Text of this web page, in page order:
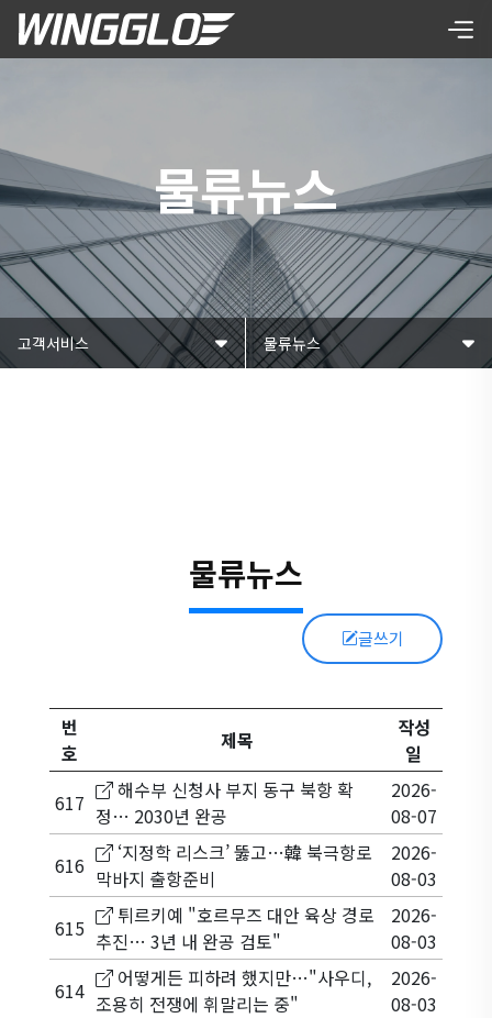
물류뉴스
고객서비스 물류뉴스
물류뉴스
글쓰기
번
호
제목
작성
일
617
해수부 신청사 부지 동구 북항 확
정… 2030년 완공
2026-
08-07
616
‘지정학 리스크’ 뚫고…韓 북극항로
막바지 출항준비
2026-
08-03
615
튀르키예 "호르무즈 대안 육상 경로
추진… 3년 내 완공 검토"
2026-
08-03
614
어떻게든 피하려 했지만…"사우디,
조용히 전쟁에 휘말리는 중"
2026-
08-03